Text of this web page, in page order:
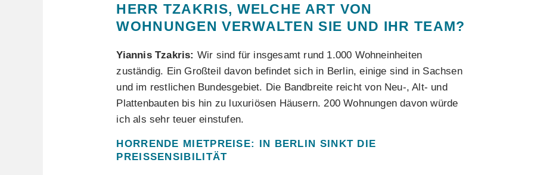
HERR TZAKRIS, WELCHE ART VON
WOHNUNGEN VERWALTEN SIE UND IHR TEAM?
Yiannis Tzakris: Wir sind für insgesamt rund 1.000 Wohneinheiten
zuständig. Ein Großteil davon befindet sich in Berlin, einige sind in Sachsen
und im restlichen Bundesgebiet. Die Bandbreite reicht von Neu-, Alt- und
Plattenbauten bis hin zu luxuriösen Häusern. 200 Wohnungen davon würde
ich als sehr teuer einstufen.
HORRENDE MIETPREISE: IN BERLIN SINKT DIE
PREISSENSIBILITÄT